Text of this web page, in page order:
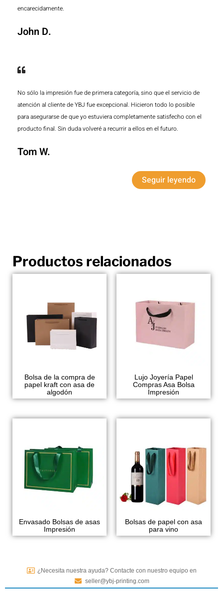
encarecidamente.
John D.
No sólo la impresión fue de primera categoría, sino que el servicio de
atención al cliente de YBJ fue excepcional. Hicieron todo lo posible
para asegurarse de que yo estuviera completamente satisfecho con el
producto final. Sin duda volveré a recurrir a ellos en el futuro.
Tom W.
Seguir leyendo
Productos relacionados
Bolsa de la compra de
papel kraft con asa de
algodón
Lujo Joyería Papel
Compras Asa Bolsa
Impresión
Envasado Bolsas de asas
Impresión
Bolsas de papel con asa
para vino
¿Necesita nuestra ayuda? Contacte con nuestro equipo en
seller@ybj-printing.com